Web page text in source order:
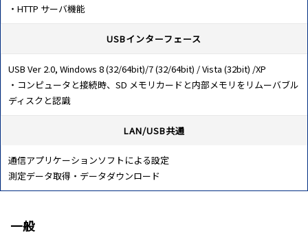
・HTTP サーバ機能
USBインターフェース
USB Ver 2.0, Windows 8 (32/64bit)/7 (32/64bit) / Vista (32bit) /XP
・コンピュータと接続時、SD メモリカードと内部メモリをリムーバブル
ディスクと認識
LAN/USB共通
通信アプリケーションソフトによる設定
測定データ取得・データダウンロード
一般